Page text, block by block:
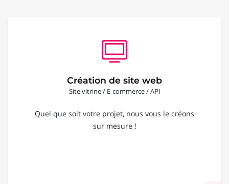
Création de site web
Site vitrine / E-commerce / API
Quel que soit votre projet, nous vous le créons
sur mesure !